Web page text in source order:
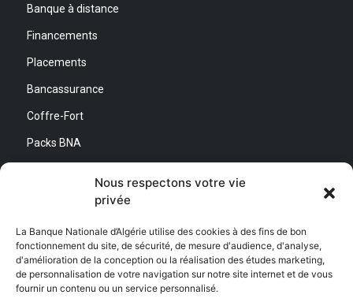
Nous respectons votre vie
privée
La Banque Nationale d’Algérie utilise des cookies à des fins de bon
fonctionnement du site, de sécurité, de mesure d'audience, d'analyse,
d'amélioration de la conception ou la réalisation des études marketing,
de personnalisation de votre navigation sur notre site internet et de vous
fournir un contenu ou un service personnalisé.
Banque à distance
Financements
Placements
Bancassurance
Coffre-Fort
Packs BNA
Direction Générale :
Adresse : Quartier d’Affaires Bab Ezzouar
Centre de Relation Client :